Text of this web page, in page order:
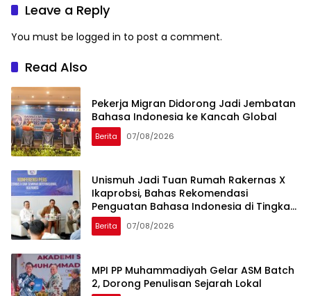
Leave a Reply
You must be logged in to post a comment.
Read Also
Pekerja Migran Didorong Jadi Jembatan
Bahasa Indonesia ke Kancah Global
Berita 07/08/2026
Unismuh Jadi Tuan Rumah Rakernas X
Ikaprobsi, Bahas Rekomendasi
Penguatan Bahasa Indonesia di Tingkat
Global
Berita 07/08/2026
MPI PP Muhammadiyah Gelar ASM Batch
2, Dorong Penulisan Sejarah Lokal